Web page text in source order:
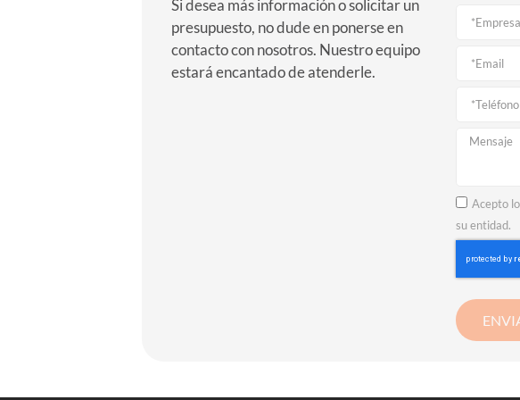
Si desea más información o solicitar un
presupuesto, no dude en ponerse en
contacto con nosotros. Nuestro equipo
estará encantado de atenderle.
Acepto
su entidad.